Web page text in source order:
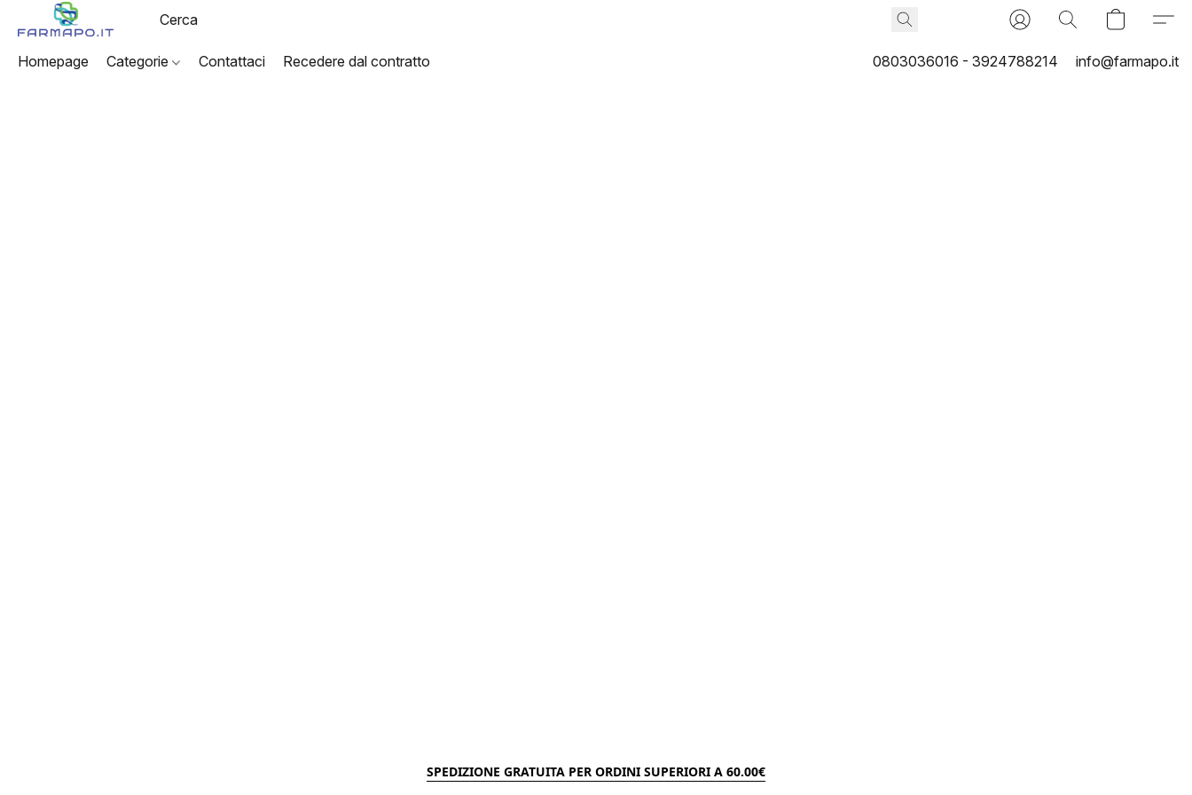
Homepage Categorie Contattaci Recedere dal contratto 0803036016 - 3924788214 info@farmapo.it
SPEDIZIONE GRATUITA PER ORDINI SUPERIORI A 60.00€